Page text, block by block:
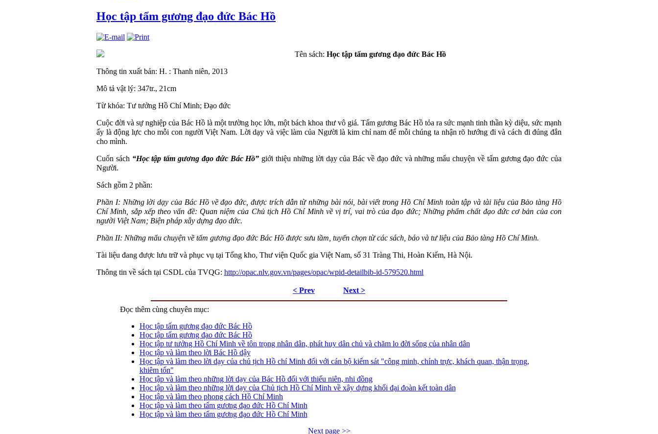
Học tập tấm gương đạo đức Bác Hồ
Tên sách: Học tập tấm gương đạo đức Bác Hồ
Thông tin xuất bản: H. : Thanh niên, 2013
Mô tả vật lý: 347tr., 21cm
Từ khóa: Tư tưởng Hồ Chí Minh; Đạo đức
Cuộc đời và sự nghiệp của Bác Hồ là một trường học lớn, một bách khoa thư vô giá. Tấm gương Bác Hồ tỏa ra sức mạnh tinh thần kỳ diệu, sức mạnh
ấy là động lực cho mỗi con người Việt Nam. Lời dạy và việc làm của Người là kim chỉ nam để mỗi chúng ta nhận rõ hướng đi và cách đi đúng đắn
cho mình.
Cuốn sách “Học tập tấm gương đạo đức Bác Hồ” giới thiệu những lời dạy của Bác về đạo đức và những mẩu chuyện về tấm gương đạo đức của
Người.
Sách gồm 2 phần:
Phần I: Những lời dạy của Bác Hồ về đạo đức, được trích dẫn từ những bài nói, bài viết trong Hồ Chí Minh toàn tập và tài liệu của Bảo tàng Hồ
Chí Minh, sắp xếp theo vấn đề: Quan niệm của Chủ tịch Hồ Chí Minh về vị trí, vai trò của đạo đức; Những phẩm chất đạo đức cơ bản của con
người Việt Nam; Biện pháp xây dựng đạo đức.
Phần II: Những mẩu chuyện về tấm gương đạo đức Bác Hồ được sưu tầm, tuyển chọn từ các sách, báo và tư liệu của Bảo tàng Hồ Chí Minh.
Tài liệu đang được lưu trữ và phục vụ tại Tổng kho, Thư viện Quốc gia Việt Nam, số 31 Tràng Thi, Hoàn Kiếm, Hà Nội.
Thông tin về sách tại CSDL của TVQG: http://opac.nlv.gov.vn/pages/opac/wpid-detailbib-id-579520.html
< Prev Next >
Đọc thêm cùng chuyên mục:
Học tập tấm gương đạo đức Bác Hồ
Học tập tấm gương đạo đức Bác Hồ
Học tập tư tưởng Hồ Chí Minh về tôn trọng nhân dân, phát huy dân chủ và chăm lo đời sống của nhân dân
Học tập và làm theo lời Bác Hồ dậy
Học tập và làm theo lời dạy của chủ tịch Hồ chí Minh đối với cán bộ kiểm sát "công minh, chính trực, khách quan, thận trọng,
khiêm tốn"
Học tập và làm theo những lời dạy của Bác Hồ đối với thiếu niên, nhi đồng
Học tập và làm theo những lời dạy của Chủ tịch Hồ Chí Minh về xây dựng khối đại đoàn kết toàn dân
Học tập và làm theo phong cách Hồ Chí Minh
Học tập và làm theo tấm gương đạo đức Hồ Chí Minh
Học tập và làm theo tấm gương đạo đức Hồ Chí Minh
Next page >>